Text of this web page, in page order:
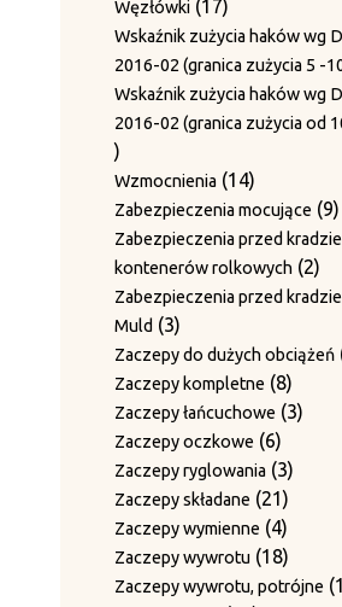
Węzłówki 1717
produktów
Wskaźnik zużycia haków wg
2016-02 (granica zużycia 5 -
Wskaźnik zużycia haków wg
2016-02 (granica zużycia od
1
produkt
Wzmocnienia 1414
produktów
Zabezpieczenia mocujące 99
Zabezpieczenia przed
kontenerów rolkowych
22
Zabezpieczenia przed
Muld
33
produkty
Zaczepy do dużych obciążeń
Zaczepy kompletne 88
Zaczepy łańcuchowe 33
Zaczepy oczkowe 66
Zaczepy ryglowania 33
Zaczepy składane 2121
Zaczepy wymienne 44
Zaczepy wywrotu 1818
Zaczepy wywrotu, potrójne